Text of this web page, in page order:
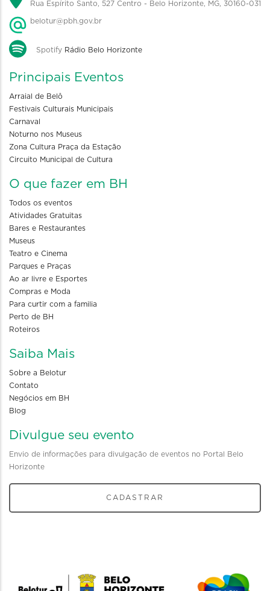
Rua Espírito Santo, 527 Centro - Belo Horizonte, MG, 30160-031
belotur@pbh.gov.br
Spotify Rádio Belo Horizonte
Principais Eventos
Arraial de Belô
Festivais Culturais Municipais
Carnaval
Noturno nos Museus
Zona Cultura Praça da Estação
Circuito Municipal de Cultura
O que fazer em BH
Todos os eventos
Atividades Gratuitas
Bares e Restaurantes
Museus
Teatro e Cinema
Parques e Praças
Ao ar livre e Esportes
Compras e Moda
Para curtir com a familia
Perto de BH
Roteiros
Saiba Mais
Sobre a Belotur
Contato
Negócios em BH
Blog
Divulgue seu evento
Envio de informações para divulgação de eventos no Portal Belo
Horizonte
CADASTRAR